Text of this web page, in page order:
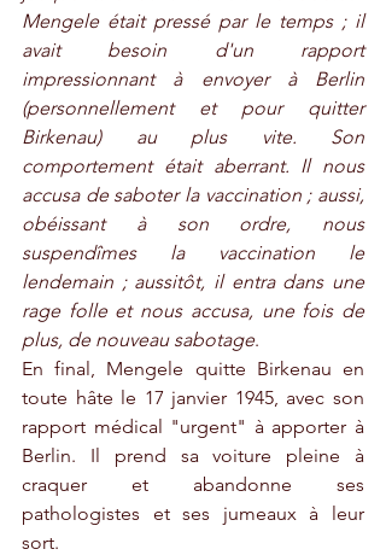
Mengele était pressé par le temps ; il
avait besoin d'un rapport
impressionnant à envoyer à Berlin
(personnellement et pour quitter
Birkenau) au plus vite. Son
comportement était aberrant. Il nous
accusa de saboter la vaccination ; aussi,
obéissant à son ordre, nous
suspendîmes la vaccination le
lendemain ; aussitôt, il entra dans une
rage folle et nous accusa, une fois de
plus, de nouveau sabotage.
En final, Mengele quitte Birkenau en
toute hâte le 17 janvier 1945, avec son
rapport médical "urgent" à apporter à
Berlin. Il prend sa voiture pleine à
craquer et abandonne ses
pathologistes et ses jumeaux à leur
sort.